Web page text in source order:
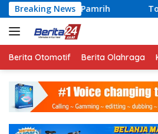
Langsung
ke
konten
Breaking NewsTokoh Masyarakat
Berita Otomotif Berita Olahraga